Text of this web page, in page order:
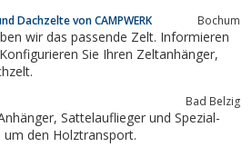
Dachzelte von CAMPWERK Bochum
wir das passende Zelt. Informieren
Sie Ihren Zeltanhänger,
Bad Belzig
und Spezial-
den Holztransport.